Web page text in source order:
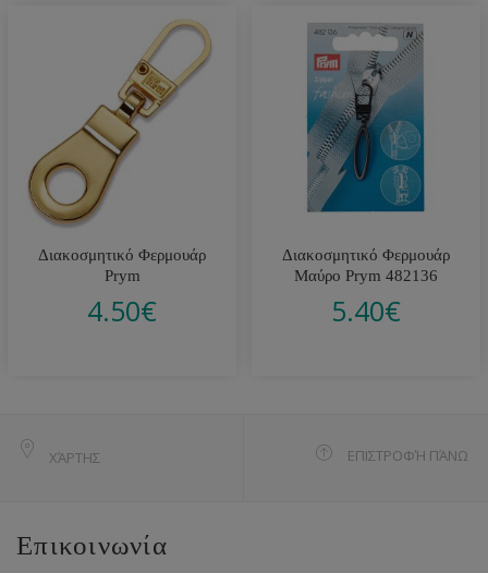
Διακοσμητικό Φερμουάρ
Prym
4.50€
Διακοσμητικό Φερμουάρ
Μαύρο Prym 482136
5.40€
ΧΆΡΤΗΣ ΕΠΙΣΤΡΟΦΉ ΠΆΝΩ
Επικοινωνία